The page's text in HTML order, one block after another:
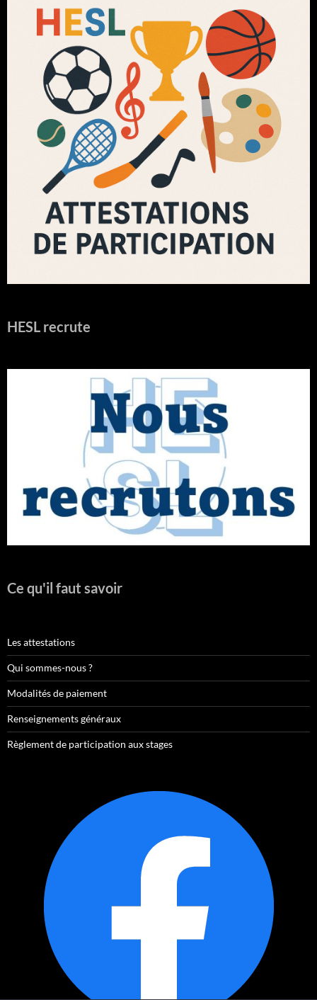
HESL recrute
Ce qu'il faut savoir
Les attestations
Qui sommes-nous ?
Modalités de paiement
Renseignements généraux
Règlement de participation aux stages